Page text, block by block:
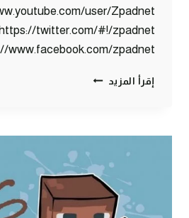
user/Zpadnet
twitter.com/#!/zpadnet
www.facebook.com/zpadnet
إقرأ المزيد ماين
الرمضانية
57#
MINECRAFT
: